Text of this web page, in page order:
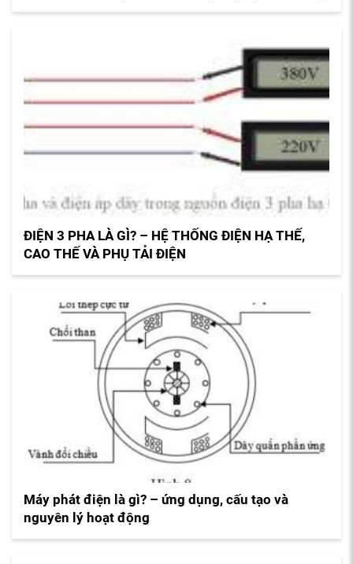
ĐIỆN 3 PHA LÀ GÌ? – HỆ THỐNG ĐIỆN HẠ THẾ,
CAO THẾ VÀ PHỤ TẢI ĐIỆN
Máy phát điện là gì? – ứng dụng, cấu tạo và
nguyên lý hoạt động